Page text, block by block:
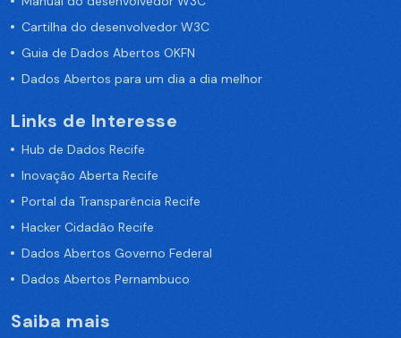
Cartilha do desenvolvedor W3C
Guia de Dados Abertos OKFN
Dados Abertos para um dia a dia melhor
Links de Interesse
Hub de Dados Recife
Inovação Aberta Recife
Portal da Transparência Recife
Hacker Cidadão Recife
Dados Abertos Governo Federal
Dados Abertos Pernambuco
Saiba mais